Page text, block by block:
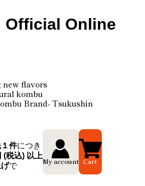
Official Online
new flavors
kombu
Brand- Tsukushin
件につき
(税込) 以上
で
My account Cart